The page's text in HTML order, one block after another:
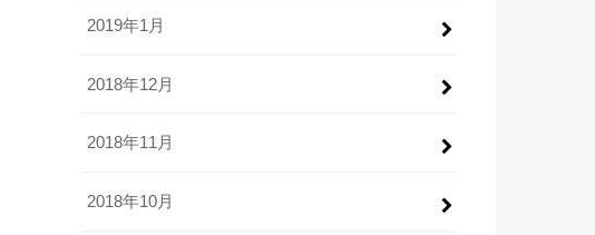
2019年1月
2018年12月
2018年11月
2018年10月